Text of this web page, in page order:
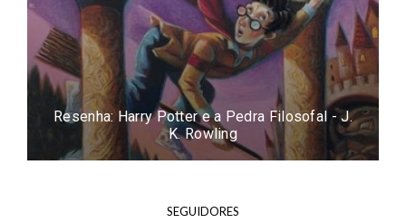
Resenha: Easy - Tammara Webber
SEGUIDORES